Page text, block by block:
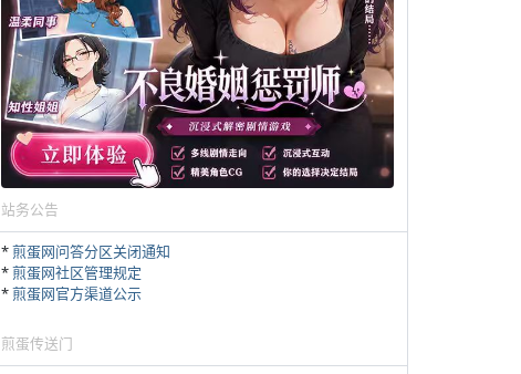
站务公告
*煎蛋网问答分区关闭通知
*煎蛋网社区管理规定
*煎蛋网官方渠道公示
煎蛋传送门